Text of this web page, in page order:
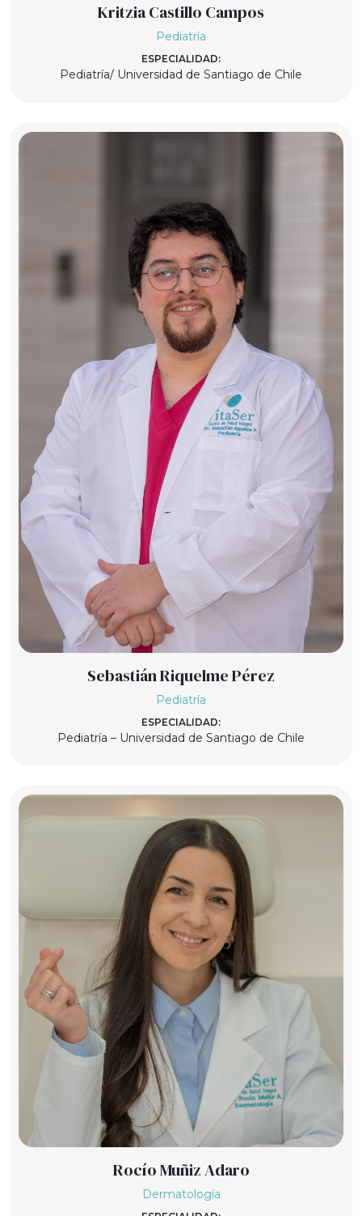
Kritzia Castillo Campos
Pediatría
ESPECIALIDAD:
Pediatría/ Universidad de Santiago de Chile
Sebastián Riquelme Pérez
Pediatría
ESPECIALIDAD:
Pediatría – Universidad de Santiago de Chile
Rocío Muñiz Adaro
Dermatología